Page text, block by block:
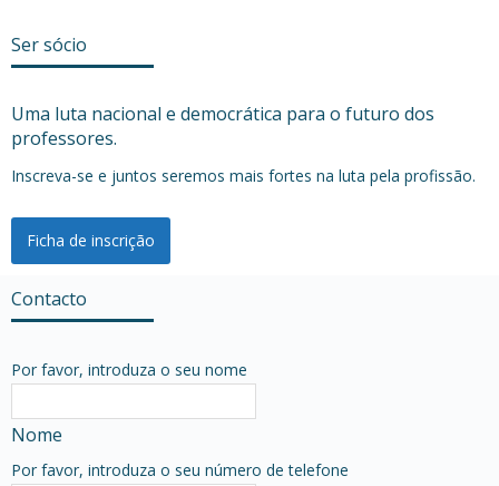
Ser sócio
Uma luta nacional e democrática para o futuro dos
professores.
Inscreva-se e juntos seremos mais fortes na luta pela profissão.
Ficha de inscrição
Contacto
Por favor, introduza o seu nome
Nome
Por favor, introduza o seu número de telefone